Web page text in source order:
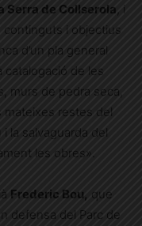
Serra de Collserola, i
continguts i objectius
d’un pla general
catalogació de les
murs de pedra seca,
restes del
la salvaguarda del
les obres».
Frederic Bou, que
defensa del Parc de